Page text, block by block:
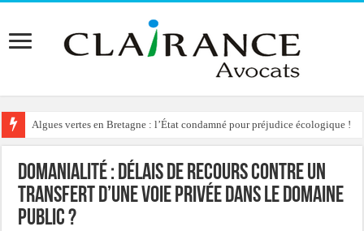
Algues vertes en Bretagne : l’État condamné pour préjudice écologique !
Domanialité : délais de recours contre un
transfert d’une voie privée dans le domaine
public ?